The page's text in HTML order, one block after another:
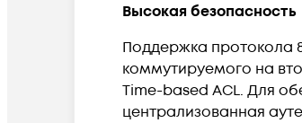
Высокая безопасность
Поддержка протокола
коммутируемого на
Time-based ACL. Для
централизованная